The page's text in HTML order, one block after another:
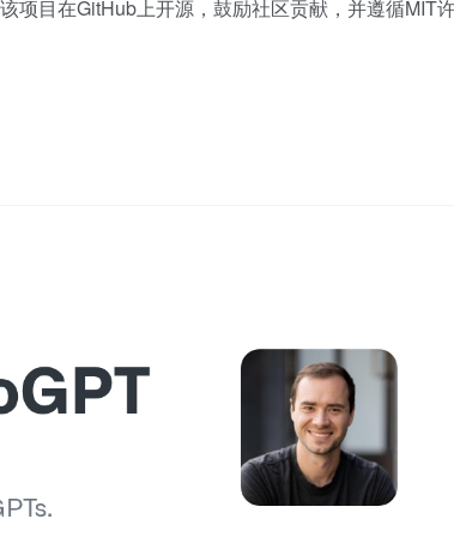
项目在GitHub上开源，鼓励社区贡献，并遵循MIT